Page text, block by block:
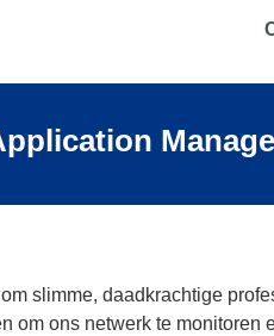
slimme, daadkrachtige
om ons netwerk te monitoren